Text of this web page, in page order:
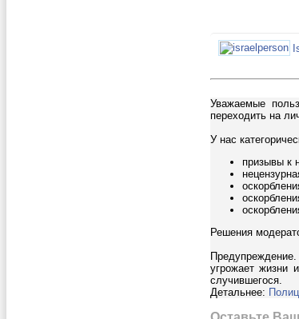
Уважаемые
переходить на
У нас
призывы к
Решения
Предупреждение.
угрожает жизни
случившегося.
Детальнее: